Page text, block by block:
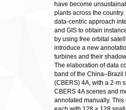
have become
plants across the
data-centric approach
and GIS to obtain
by using free orbital
introduce a new
turbines and their
The elaboration of data
band of the China–Brazil
(CBERS) 4A, with a 2-m
CBERS 4A scenes and
annotated manually.